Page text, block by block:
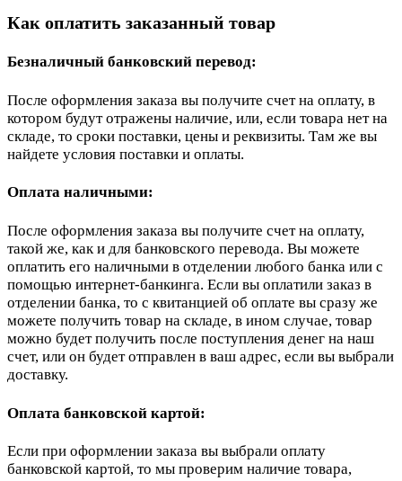
Как оплатить заказанный товар
Безналичный банковский перевод:
После оформления заказа вы получите счет на оплату, в
котором будут отражены наличие, или, если товара нет на
складе, то сроки поставки, цены и реквизиты. Там же вы
найдете условия поставки и оплаты.
Оплата наличными:
После оформления заказа вы получите счет на оплату,
такой же, как и для банковского перевода. Вы можете
оплатить его наличными в отделении любого банка или с
помощью интернет-банкинга. Если вы оплатили заказ в
отделении банка, то с квитанцией об оплате вы сразу же
можете получить товар на складе, в ином случае, товар
можно будет получить после поступления денег на наш
счет, или он будет отправлен в ваш адрес, если вы выбрали
доставку.
Оплата банковской картой:
Если при оформлении заказа вы выбрали оплату
банковской картой, то мы проверим наличие товара,